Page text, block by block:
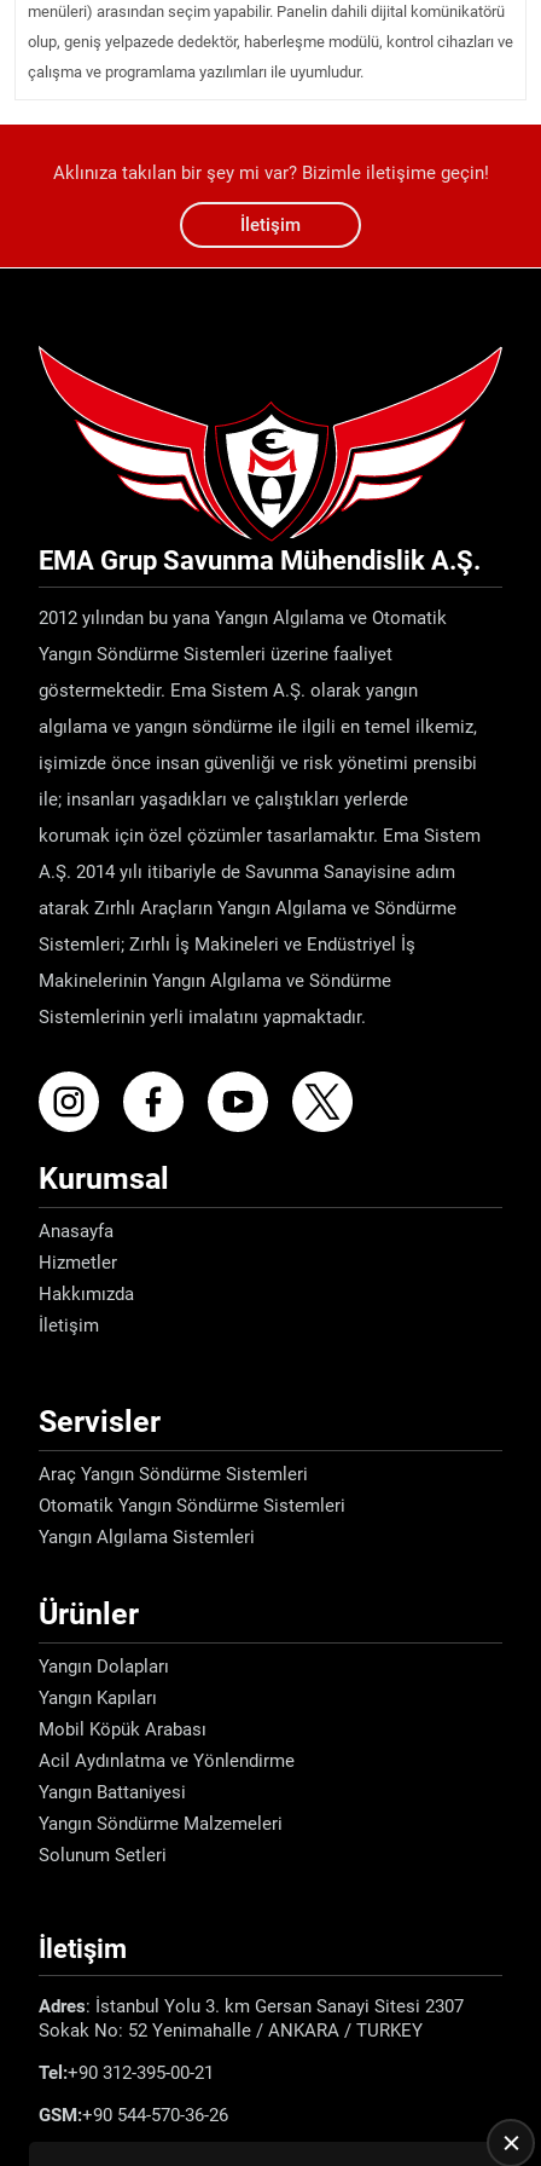
menüleri) arasından seçim yapabilir. Panelin dahili dijital komünikatörü
olup, geniş yelpazede dedektör, haberleşme modülü, kontrol cihazları ve
çalışma ve programlama yazılımları ile uyumludur.
Aklınıza takılan bir şey mi var? Bizimle iletişime geçin!
İletişim
EMA Grup Savunma Mühendislik A.Ş.
2012 yılından bu yana Yangın Algılama ve Otomatik
Yangın Söndürme Sistemleri üzerine faaliyet
göstermektedir. Ema Sistem A.Ş. olarak yangın
algılama ve yangın söndürme ile ilgili en temel ilkemiz,
işimizde önce insan güvenliği ve risk yönetimi prensibi
ile; insanları yaşadıkları ve çalıştıkları yerlerde
korumak için özel çözümler tasarlamaktır. Ema Sistem
A.Ş. 2014 yılı itibariyle de Savunma Sanayisine adım
atarak Zırhlı Araçların Yangın Algılama ve Söndürme
Sistemleri; Zırhlı İş Makineleri ve Endüstriyel İş
Makinelerinin Yangın Algılama ve Söndürme
Sistemlerinin yerli imalatını yapmaktadır.
Kurumsal
Anasayfa
Hizmetler
Hakkımızda
İletişim
Servisler
Araç Yangın Söndürme Sistemleri
Otomatik Yangın Söndürme Sistemleri
Yangın Algılama Sistemleri
Ürünler
Yangın Dolapları
Yangın Kapıları
Mobil Köpük Arabası
Acil Aydınlatma ve Yönlendirme
Yangın Battaniyesi
Yangın Söndürme Malzemeleri
Solunum Setleri
İletişim
Adres: İstanbul Yolu 3. km Gersan Sanayi Sitesi 2307
Sokak No: 52 Yenimahalle / ANKARA / TURKEY
Tel:+90 312-395-00-21
GSM:+90 544-570-36-26